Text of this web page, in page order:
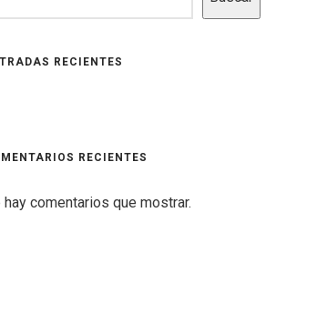
RECIENTES
RECIENTES
hay comentarios que mostrar.